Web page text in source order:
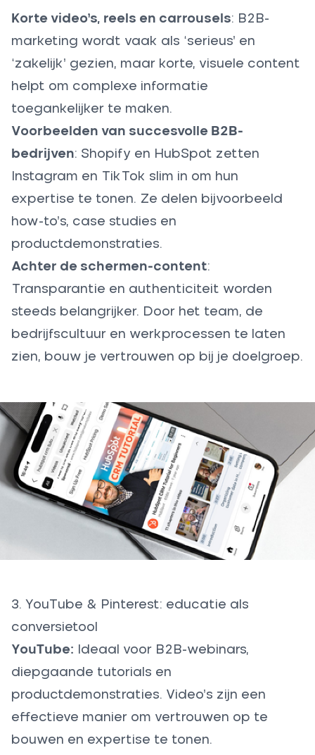
Korte video’s, reels en carrousels: B2B-
marketing wordt vaak als ‘serieus’ en
‘zakelijk’ gezien, maar korte, visuele content
helpt om complexe informatie
toegankelijker te maken.
Voorbeelden van succesvolle B2B-
bedrijven: Shopify en HubSpot zetten
Instagram en TikTok slim in om hun
expertise te tonen. Ze delen bijvoorbeeld
how-to’s, case studies en
productdemonstraties.
Achter de schermen-content:
Transparantie en authenticiteit worden
steeds belangrijker. Door het team, de
bedrijfscultuur en werkprocessen te laten
zien, bouw je vertrouwen op bij je doelgroep.
3. YouTube & Pinterest: educatie als
conversietool
YouTube: Ideaal voor B2B-webinars,
diepgaande tutorials en
productdemonstraties. Video’s zijn een
effectieve manier om vertrouwen op te
bouwen en expertise te tonen.